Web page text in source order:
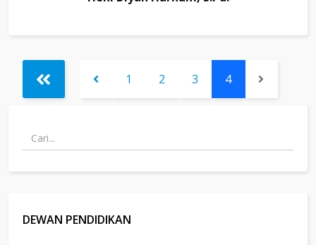
1 2 3 4
DEWAN PENDIDIKAN